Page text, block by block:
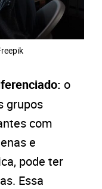
o
grupos
com
e
pode ter
Essa